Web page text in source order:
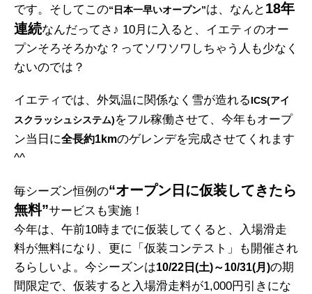
です。そしてこの“日本一早いオープン”は、なんと 18年
連続なんだってさ♪ 10月に入ると、イエティのオー
プンそろそろかな？ってソワソワしちゃう人も少なく
ないのでは？
イエティでは、外気温に関係なく雪が造れるICS(アイ
スクラッシュシステム)をフル稼働させて、今年もオープ
ン当日に全長約1kmのゲレンデを完成させてくれます
^^
毎シーズン恒例の“オープン日に仮装してきたら
無料”サービスも実施！
今年は、午前10時までに仮装してくると、入場滑走
料が無料になり、更に「仮装コンテスト」も開催され
るらしいよ。今シーズンは10/22日(土)～10/31(月)の期
間限定で、仮装すると入場滑走料が1,000円引きにな